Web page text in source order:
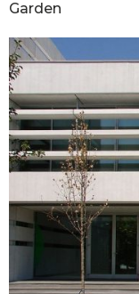
Garden